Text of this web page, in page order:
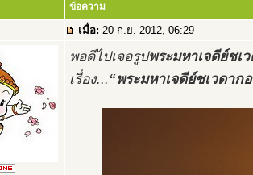
ข้อความ
เมื่อ: 20 ก.ย. 2012, 06:29
พอดีไปเจอรูปพระมหาเจดีย์ชเ
เรื่อง...“พระมหาเจดีย์ชเวดาก